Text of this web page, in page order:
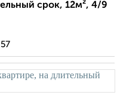
срок, 12м², 4/9